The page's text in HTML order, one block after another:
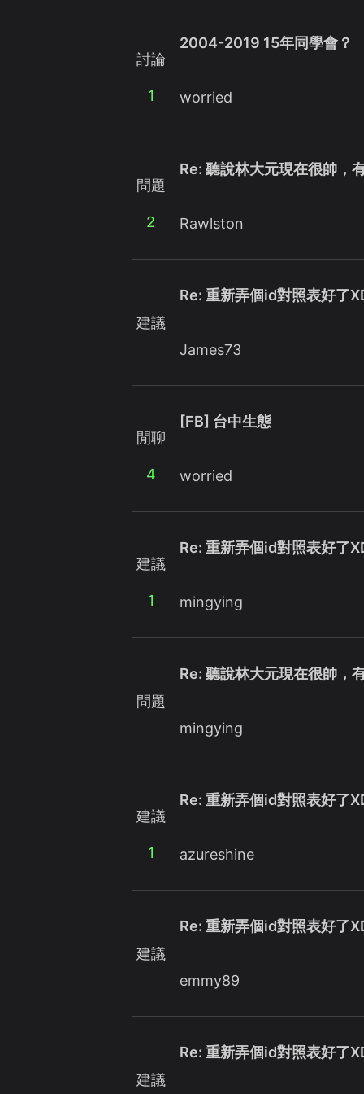
討論
1
2004-2019 15年同學會？
worried
問題
2
Re: 聽說林大元現在很帥，
Rawlston
建議
Re: 重新弄個id對照表好了
James73
閒聊
4
[FB] 台中生態
worried
建議
1
Re: 重新弄個id對照表好了
mingying
問題
Re: 聽說林大元現在很帥，
mingying
建議
1
Re: 重新弄個id對照表好了
azureshine
建議
Re: 重新弄個id對照表好了
emmy89
建議
Re: 重新弄個id對照表好了